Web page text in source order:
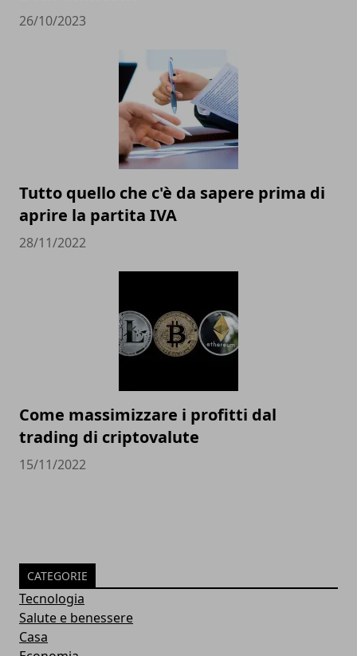
26/10/2023
Tutto quello che c'è da sapere prima di
aprire la partita IVA
28/11/2022
Come massimizzare i profitti dal
trading di criptovalute
15/11/2022
CATEGORIE
Tecnologia
Salute e benessere
Casa